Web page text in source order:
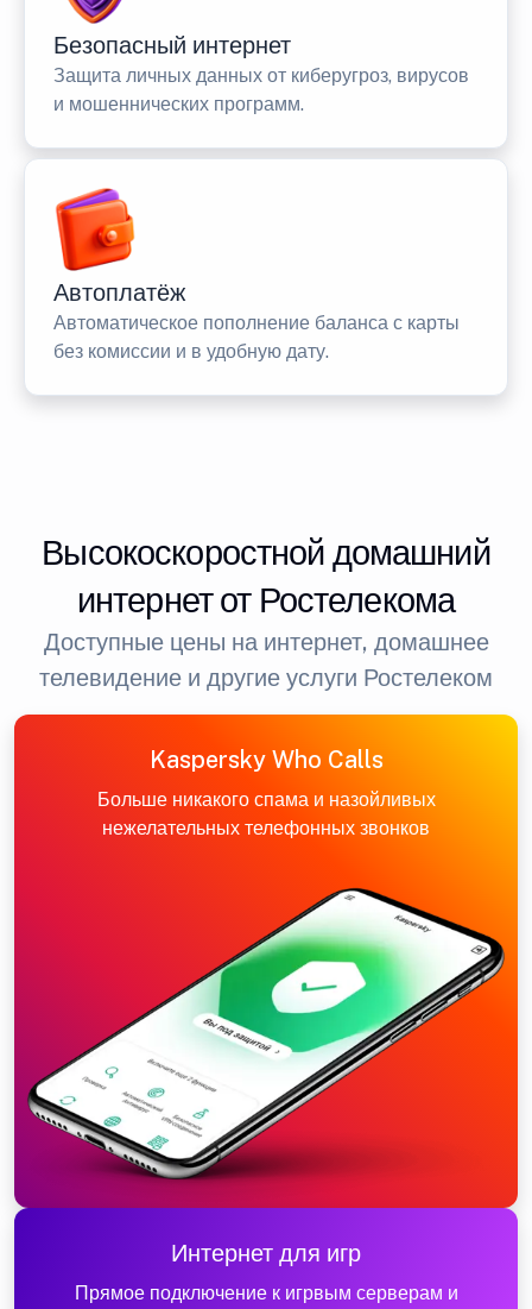
Безопасный интернет
Защита личных данных от киберугроз, вирусов
и мошеннических программ.
Автоплатёж
Автоматическое пополнение баланса с карты
без комиссии и в удобную дату.
Высокоскоростной домашний
интернет от Ростелекома
Доступные цены на интернет, домашнее
телевидение и другие услуги Ростелеком
Kaspersky Who Calls
Больше никакого спама и назойливых
нежелательных телефонных звонков
Интернет для игр
Прямое подключение к игрвым серверам и